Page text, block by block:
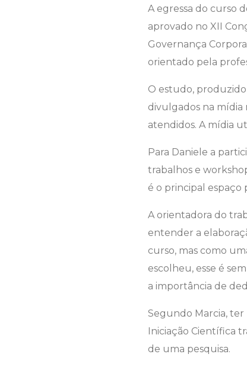
A egressa do curso
aprovado no XII
Governança
orientado pela
O estudo,
divulgados na mídia
atendidos. A mídia
Para Daniele a
trabalhos e
é o principal espaço
A orientadora do
entender a
curso, mas como
escolheu, esse é
a importância de
Segundo Marcia,
Iniciação Científica
de uma pesquisa.